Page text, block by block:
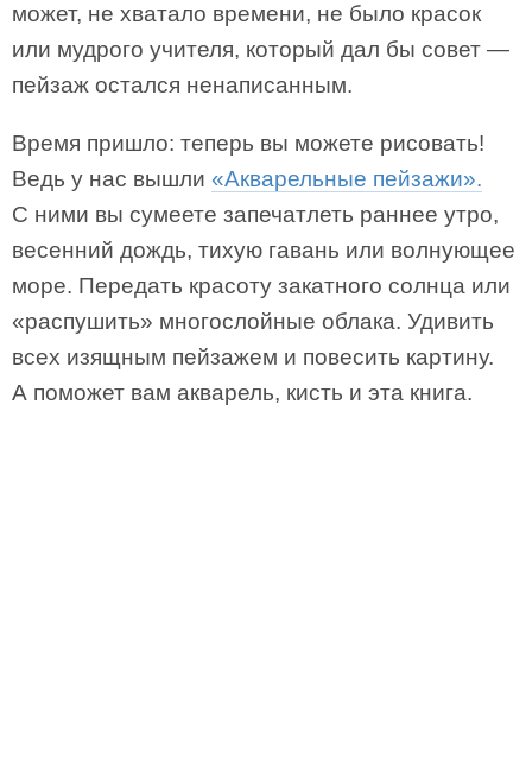
может, не хватало времени, не было красок
или мудрого учителя, который дал бы совет —
пейзаж остался ненаписанным.
Время пришло: теперь вы можете рисовать!
Ведь у нас вышли «Акварельные пейзажи».
С ними вы сумеете запечатлеть раннее утро,
весенний дождь, тихую гавань или волнующее
море. Передать красоту закатного солнца или
«распушить» многослойные облака. Удивить
всех изящным пейзажем и повесить картину.
А поможет вам акварель, кисть и эта книга.